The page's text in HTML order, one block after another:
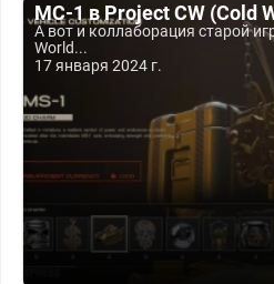
МС-1 в Project CW (Cold
А вот и коллаборация старой
World...
17 января 2024 г.